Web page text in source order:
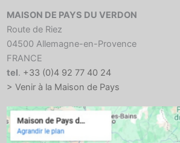
MAISON DE PAYS DU VERDON
Route de Riez
04500 Allemagne-en-Provence
FRANCE
tel. +33 (0)4 92 77 40 24
> Venir à la Maison de Pays